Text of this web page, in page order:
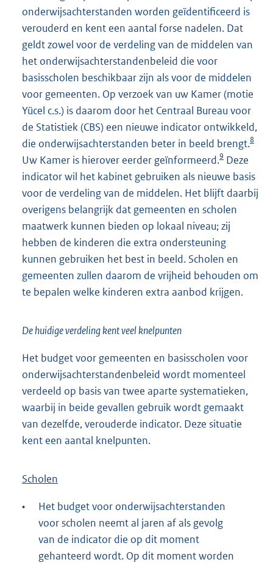
onderwijsachterstanden worden geïdentificeerd is
verouderd en kent een aantal forse nadelen. Dat
geldt zowel voor de verdeling van de middelen van
het onderwijsachterstandenbeleid die voor
basisscholen beschikbaar zijn als voor de middelen
voor gemeenten. Op verzoek van uw Kamer (motie
Yücel c.s.) is daarom door het Centraal Bureau voor
de Statistiek (CBS) een nieuwe indicator ontwikkeld,
die onderwijsachterstanden beter in beeld brengt.8
Uw Kamer is hierover eerder geïnformeerd.9 Deze
indicator wil het kabinet gebruiken als nieuwe basis
voor de verdeling van de middelen. Het blijft daarbij
overigens belangrijk dat gemeenten en scholen
maatwerk kunnen bieden op lokaal niveau; zij
hebben de kinderen die extra ondersteuning
kunnen gebruiken het best in beeld. Scholen en
gemeenten zullen daarom de vrijheid behouden om
te bepalen welke kinderen extra aanbod krijgen.
De huidige verdeling kent veel knelpunten
Het budget voor gemeenten en basisscholen voor
onderwijsachterstandenbeleid wordt momenteel
verdeeld op basis van twee aparte systematieken,
waarbij in beide gevallen gebruik wordt gemaakt
van dezelfde, verouderde indicator. Deze situatie
kent een aantal knelpunten.
Scholen
•
Het budget voor onderwijsachterstanden
voor scholen neemt al jaren af als gevolg
van de indicator die op dit moment
gehanteerd wordt. Op dit moment worden